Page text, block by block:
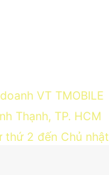
VT TMOBILE
Thạnh, TP. HCM
thứ 2 đến Chủ nhật